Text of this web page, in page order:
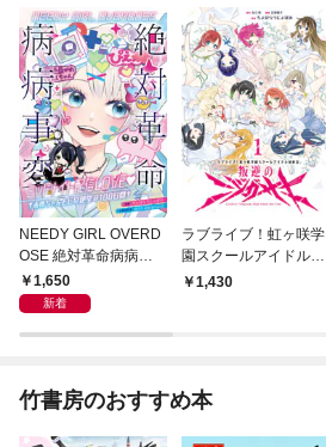
NEEDY GIRL OVERD
OSE 絶対革命病病事
変 ミッドナイト配信L
OVE♥ †あめちゃんと
1,650
新着
ラブライブ！虹ヶ咲学
園スクールアイドル同
好会 叛逆のニジガサ
1,430
竹書房のおすすめ本